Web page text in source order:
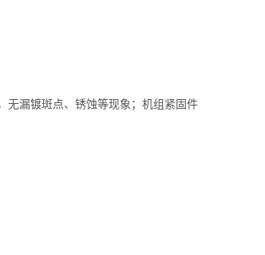
漏镀斑点、锈蚀等现象；机组紧固件